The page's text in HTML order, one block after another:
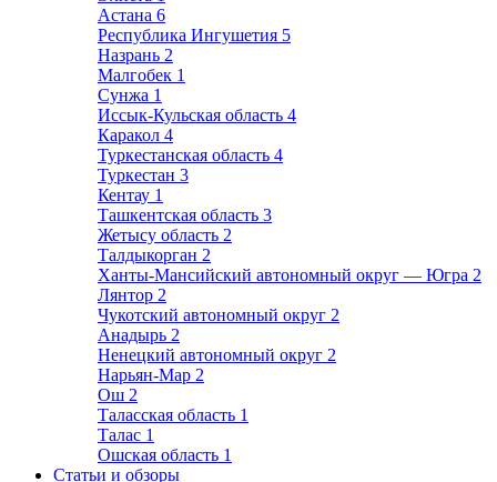
Астана 6
Республика Ингушетия 5
Назрань 2
Малгобек 1
Сунжа 1
Иссык-Кульская область 4
Каракол 4
Туркестанская область 4
Туркестан 3
Кентау 1
Ташкентская область 3
Жетысу область 2
Талдыкорган 2
Ханты-Мансийский автономный округ — Югра 2
Лянтор 2
Чукотский автономный округ 2
Анадырь 2
Ненецкий автономный округ 2
Нарьян-Мар 2
Ош 2
Таласская область 1
Талас 1
Ошская область 1
Статьи и обзоры